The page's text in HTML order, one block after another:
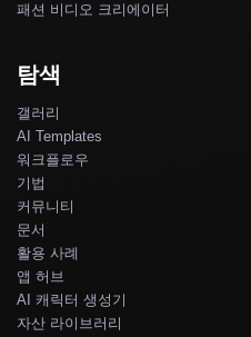
패션 비디오 크리에이터
탐색
갤러리
AI Templates
워크플로우
기법
커뮤니티
문서
활용 사례
앱 허브
AI 캐릭터 생성기
자산 라이브러리